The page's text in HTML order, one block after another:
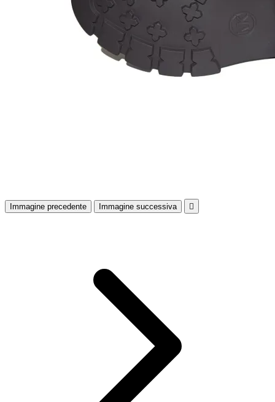
Immagine precedente Immagine successiva 